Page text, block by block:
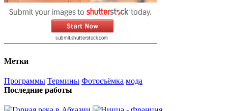
Метки
Программы Термины Фотосъёмка мода
Последние работы